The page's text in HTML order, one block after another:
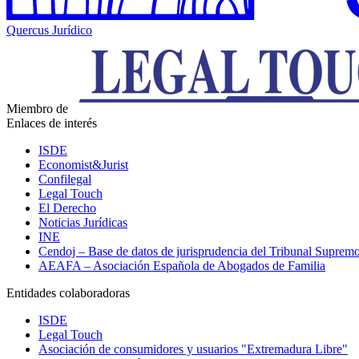
Quercus Jurídico
Miembro de
Enlaces de interés
ISDE
Economist&Jurist
Confilegal
Legal Touch
El Derecho
Noticias Jurídicas
INE
Cendoj – Base de datos de jurisprudencia del Tribunal
AEAFA – Asociación Española de Abogados de Familia
Entidades colaboradoras
ISDE
Legal Touch
Asociación de consumidores y usuarios "Extremadura Libre"